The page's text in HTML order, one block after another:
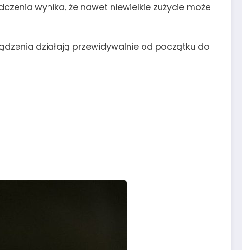
wynika, że nawet niewielkie zużycie może
działają przewidywalnie od początku do